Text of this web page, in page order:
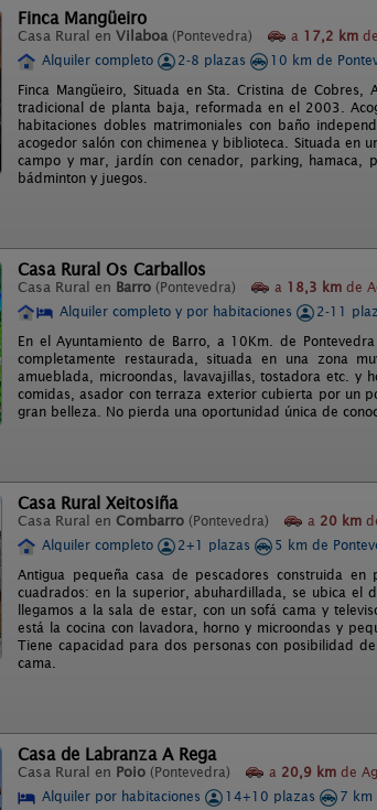
Finca Mangüeiro
Casa Rural en Vilaboa (Pontevedra) a 17,2 km
Alquiler completo
2-8 plazas
10 km de
Finca Mangüeiro, Situada en Sta. Cristina de
tradicional de planta baja, reformada en el 2003.
habitaciones dobles matrimoniales con baño
acogedor salón con chimenea y biblioteca. Situada en
campo y mar, jardín con cenador, parking, hamaca,
bádminton y juegos.
Casa Rural Os Carballos
Casa Rural en Barro (Pontevedra) a 18,3 km de
Alquiler completo y por habitaciones
2-11
En el Ayuntamiento de Barro, a 10Km. de
completamente restaurada, situada en una zona
amueblada, microondas, lavavajillas, tostadora etc. y
comidas, asador con terraza exterior cubierta por un
gran belleza. No pierda una oportunidad única de
Casa Rural Xeitosiña
Casa Rural en Combarro (Pontevedra) a 20 km
Alquiler completo
2+1 plazas
5 km de
Antigua pequeña casa de pescadores construida
cuadrados: en la superior, abuhardillada, se ubica el
llegamos a la sala de estar, con un sofá cama y
está la cocina con lavadora, horno y microondas y
Tiene capacidad para dos personas con posibilidad
cama.
Casa de Labranza A Rega
Casa Rural en Poio (Pontevedra) a 20,9 km de
Alquiler por habitaciones
14+10 plazas
7 km